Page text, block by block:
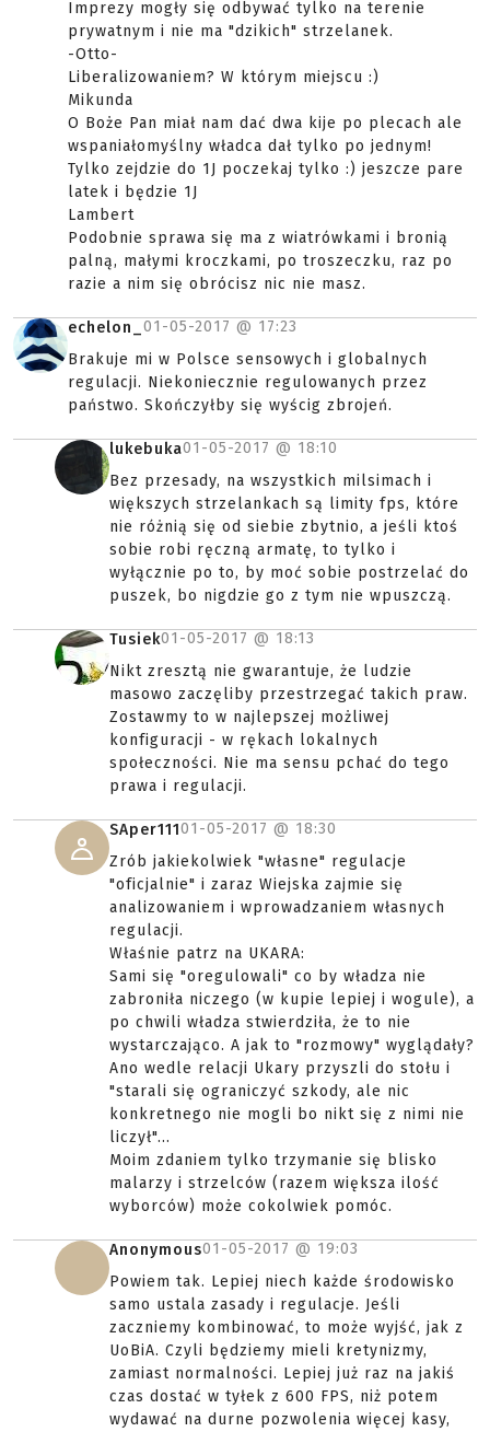
Imprezy mogły się odbywać tylko na terenie
prywatnym i nie ma "dzikich" strzelanek.
-Otto-
Liberalizowaniem? W którym miejscu :)
Mikunda
O Boże Pan miał nam dać dwa kije po plecach ale
wspaniałomyślny władca dał tylko po jednym!
Tylko zejdzie do 1J poczekaj tylko :) jeszcze pare
latek i będzie 1J
Lambert
Podobnie sprawa się ma z wiatrówkami i bronią
palną, małymi kroczkami, po troszeczku, raz po
razie a nim się obrócisz nic nie masz.
echelon_ 01-05-2017 @ 17:23
Brakuje mi w Polsce sensowych i globalnych
regulacji. Niekoniecznie regulowanych przez
państwo. Skończyłby się wyścig zbrojeń.
lukebuka01-05-2017 @ 18:10
Bez przesady, na wszystkich milsimach i
większych strzelankach są limity fps, które
nie różnią się od siebie zbytnio, a jeśli ktoś
sobie robi ręczną armatę, to tylko i
wyłącznie po to, by moć sobie postrzelać do
puszek, bo nigdzie go z tym nie wpuszczą.
Tusiek01-05-2017 @ 18:13
Nikt zresztą nie gwarantuje, że ludzie
masowo zaczęliby przestrzegać takich praw.
Zostawmy to w najlepszej możliwej
konfiguracji - w rękach lokalnych
społeczności. Nie ma sensu pchać do tego
prawa i regulacji.
SAper11101-05-2017 @ 18:30
Zrób jakiekolwiek "własne" regulacje
"oficjalnie" i zaraz Wiejska zajmie się
analizowaniem i wprowadzaniem własnych
regulacji.
Właśnie patrz na UKARA:
Sami się "oregulowali" co by władza nie
zabroniła niczego (w kupie lepiej i wogule), a
po chwili władza stwierdziła, że to nie
wystarczająco. A jak to "rozmowy" wyglądały?
Ano wedle relacji Ukary przyszli do stołu i
"starali się ograniczyć szkody, ale nic
konkretnego nie mogli bo nikt się z nimi nie
liczył"...
Moim zdaniem tylko trzymanie się blisko
malarzy i strzelców (razem większa ilość
wyborców) może cokolwiek pomóc.
Anonymous01-05-2017 @ 19:03
Powiem tak. Lepiej niech każde środowisko
samo ustala zasady i regulacje. Jeśli
zaczniemy kombinować, to może wyjść, jak z
UoBiA. Czyli będziemy mieli kretynizmy,
zamiast normalności. Lepiej już raz na jakiś
czas dostać w tyłek z 600 FPS, niż potem
wydawać na durne pozwolenia więcej kasy,